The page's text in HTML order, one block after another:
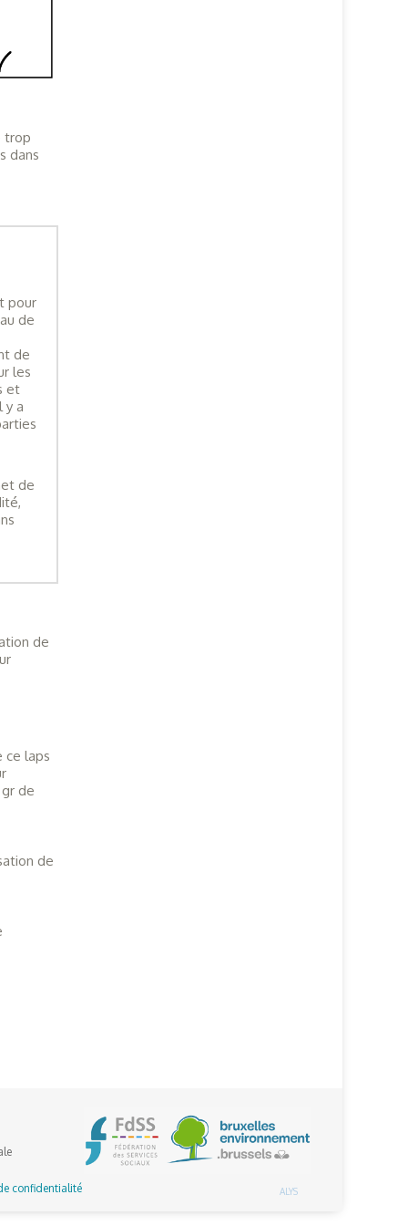
trop
dans
pour
de
de
les
et
y a
de
de
ce laps
de
de
confidentialité ALYS